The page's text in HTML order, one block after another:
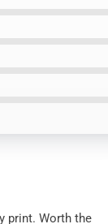
print. Worth the